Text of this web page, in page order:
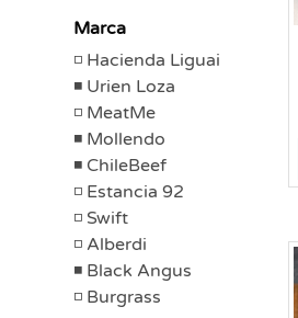
Marca
Hacienda Liguai
Urien Loza
MeatMe
Mollendo
ChileBeef
Estancia 92
Swift
Alberdi
Black Angus
Burgrass